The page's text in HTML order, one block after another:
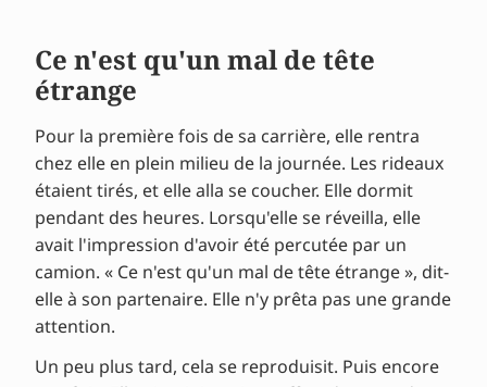
Ce n'est qu'un mal de tête
étrange
Pour la première fois de sa carrière, elle rentra
chez elle en plein milieu de la journée. Les rideaux
étaient tirés, et elle alla se coucher. Elle dormit
pendant des heures. Lorsqu'elle se réveilla, elle
avait l'impression d'avoir été percutée par un
camion. « Ce n'est qu'un mal de tête étrange », dit-
elle à son partenaire. Elle n'y prêta pas une grande
attention.
Un peu plus tard, cela se reproduisit. Puis encore